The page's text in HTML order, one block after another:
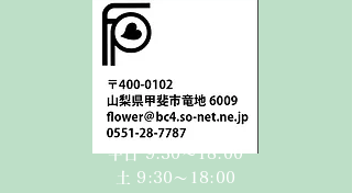
平日 9:30〜18:00
​​土 9:30〜18:00​